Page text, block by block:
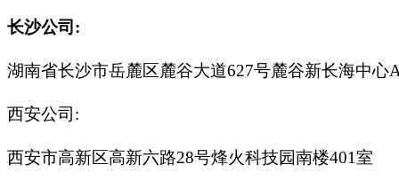
长沙公司:
湖南省长沙市岳麓区麓谷大道627号麓谷新长海中心
西安公司:
西安市高新区高新六路28号烽火科技园南楼401室